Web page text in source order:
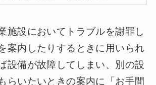
施設においてトラブルを謝罪し
案内したりするときに用いられ
設備が故障してしまい、別の設
らいたいときの案内に「お手間